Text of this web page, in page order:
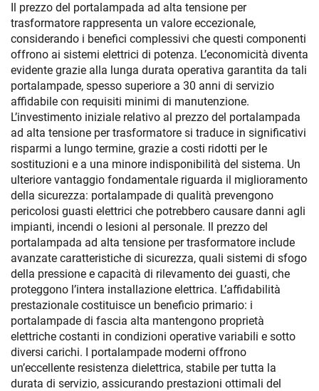
Il prezzo del portalampada ad alta tensione per
trasformatore rappresenta un valore eccezionale,
considerando i benefici complessivi che questi componenti
offrono ai sistemi elettrici di potenza. L’economicità diventa
evidente grazie alla lunga durata operativa garantita da tali
portalampade, spesso superiore a 30 anni di servizio
affidabile con requisiti minimi di manutenzione.
L’investimento iniziale relativo al prezzo del portalampada
ad alta tensione per trasformatore si traduce in significativi
risparmi a lungo termine, grazie a costi ridotti per le
sostituzioni e a una minore indisponibilità del sistema. Un
ulteriore vantaggio fondamentale riguarda il miglioramento
della sicurezza: portalampade di qualità prevengono
pericolosi guasti elettrici che potrebbero causare danni agli
impianti, incendi o lesioni al personale. Il prezzo del
portalampada ad alta tensione per trasformatore include
avanzate caratteristiche di sicurezza, quali sistemi di sfogo
della pressione e capacità di rilevamento dei guasti, che
proteggono l’intera installazione elettrica. L’affidabilità
prestazionale costituisce un beneficio primario: i
portalampade di fascia alta mantengono proprietà
elettriche costanti in condizioni operative variabili e sotto
diversi carichi. I portalampade moderni offrono
un’eccellente resistenza dielettrica, stabile per tutta la
durata di servizio, assicurando prestazioni ottimali del